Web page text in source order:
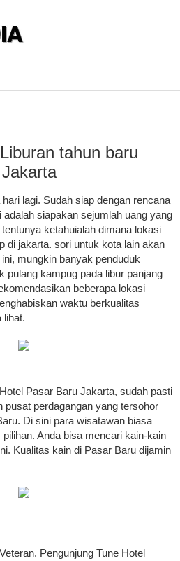
tahun baru
hari lagi. Sudah siap dengan rencana
adalah siapakan sejumlah uang yang
ketahuialah dimana lokasi
di jakarta. sori untuk kota lain akan
mungkin banyak penduduk
pulang kampug pada libur panjang
beberapa lokasi
waktu berkualitas
lihat.
Pasar Baru Jakarta, sudah pasti
pusat perdagangan yang tersohor
Di sini para wisatawan biasa
Anda bisa mencari kain-kain
Kualitas kain di Pasar Baru dijamin
Pengunjung Tune Hotel